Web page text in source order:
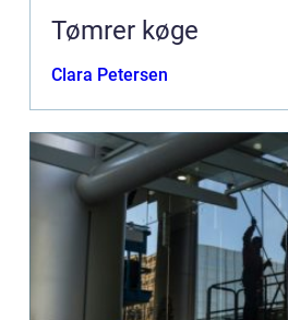
Tømrer køge
Clara Petersen